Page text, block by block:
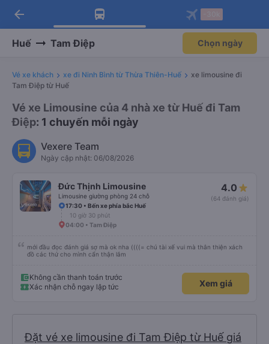
Tải app Vexere ngay!
Nhận ưu đãi thành viên độc
Mở app
Tải app Vexere
-30k/ghế khi đặt vé máy bay qua
Mở app
arrow_back
Huế Tam Điệp Chọn ngày
Vé xe khách xe đi Ninh Bình từ Thừa Thiên-Huế
xe limousine đi
Tam Điệp từ Huế
Vé xe Limousine của 4 nhà xe từ Huế đi Tam
Điệp: 1 chuyến mỗi ngày
Vexere Team
Ngày cập nhật: 06/08/2026
Đức Thịnh Limousine
Limousine giường phòng 24 chỗ
4.0
(64 đánh giá)
17:30 • Bến xe phía bắc Huế
10 giờ 30 phút
04:00 • Tam Điệp
mới đầu đọc đánh giá sợ mà ok nha ((((= chú tài xế vui mà thân thiện xách
đồ các thứ cho mình cẩn thận lắm
Không cần thanh toán trước
Xác nhận chỗ ngay lập tức
Xem giá
Đặt vé xe limousine đi Tam Điệp từ Huế giá